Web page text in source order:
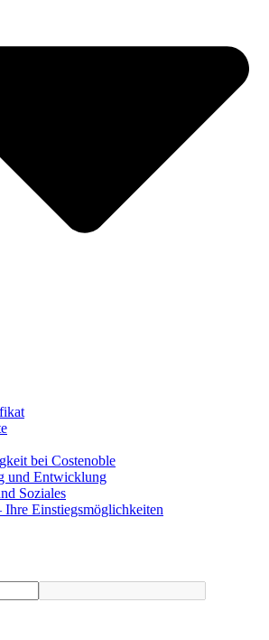
bei Costenoble
und Entwicklung
Soziales
Ihre Einstiegsmöglichkeiten